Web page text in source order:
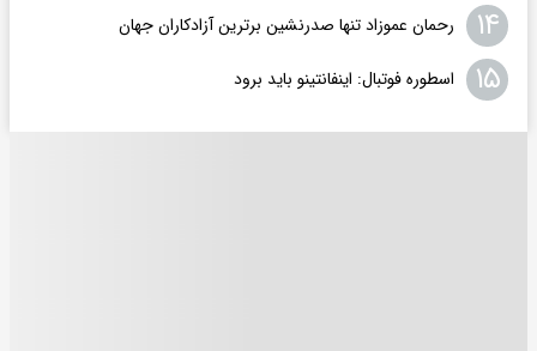
۱۴ رحمان عموزاد تنها صدرنشین برترین آزادکاران جهان
۱۵ اسطوره فوتبال: اینفانتینو باید برود